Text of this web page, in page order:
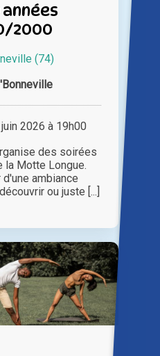
années
2000
(74)
2026 à 19h00
des soirées
la Motte Longue.
ambiance
ou juste [...]